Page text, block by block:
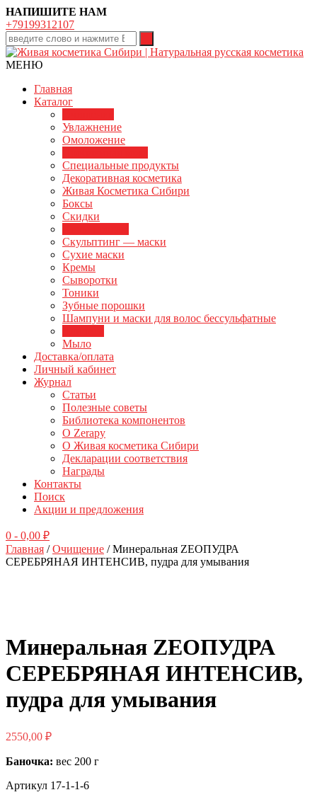
НАПИШИТЕ НАМ
+79199312107
МЕНЮ
Главная
Каталог
Увлажнение
Омоложение
Специальные продукты
Декоративная косметика
Живая Косметика Сибири
Боксы
Скидки
Скульптинг — маски
Сухие маски
Кремы
Сыворотки
Тоники
Зубные порошки
Шампуни и маски для волос бессульфатные
Мыло
Доставка/оплата
Личный кабинет
Журнал
Статьи
Полезные советы
Библиотека компонентов
О Zerapy
О Живая косметика Сибири
Декларации соответствия
Награды
Контакты
Поиск
Акции и предложения
0 - 0,00 ₽
Главная /Очищение / Минеральная ZEOПУДРА
СЕРЕБРЯНАЯ ИНТЕНСИВ, пудра для умывания
Минеральная ZEOПУДРА
СЕРЕБРЯНАЯ ИНТЕНСИВ,
пудра для умывания
2550,00 ₽
Баночка: вес 200 г
Артикул 17-1-1-6